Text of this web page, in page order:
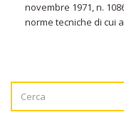
novembre 1971, n.
norme tecniche di cui
PER: